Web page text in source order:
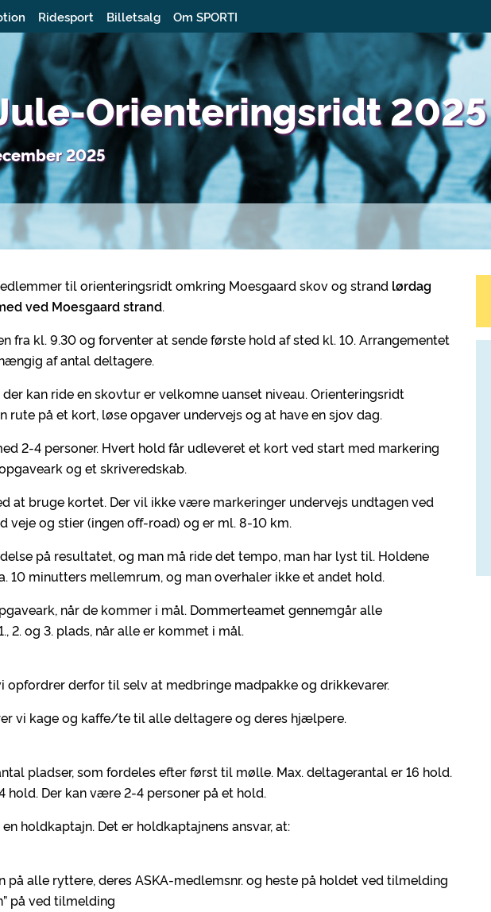
Ridesport Billetsalg Om SPORTI
Orienteringsridt 2025
2025
til orienteringsridt omkring Moesgaard skov og strand lørdag
ved Moesgaard strand.
fra kl. 9.30 og forventer at sende første hold af sted kl. 10. Arrangementet
af antal deltagere.
kan ride en skovtur er velkomne uanset niveau. Orienteringsridt
rute på et kort, løse opgaver undervejs og at have en sjov dag.
2-4 personer. Hvert hold får udleveret et kort ved start med markering
og et skriveredskab.
at bruge kortet. Der vil ikke være markeringer undervejs undtagen ved
veje og stier (ingen off-road) og er ml. 8-10 km.
på resultatet, og man må ride det tempo, man har lyst til. Holdene
10 minutters mellemrum, og man overhaler ikke et andet hold.
når de kommer i mål. Dommerteamet gennemgår alle
2. og 3. plads, når alle er kommet i mål.
opfordrer derfor til selv at medbringe madpakke og drikkevarer.
vi kage og kaffe/te til alle deltagere og deres hjælpere.
pladser, som fordeles efter først til mølle. Max. deltagerantal er 16 hold.
hold. Der kan være 2-4 personer på et hold.
holdkaptajn. Det er holdkaptajnens ansvar, at:
på alle ryttere, deres ASKA-medlemsnr. og heste på holdet ved tilmelding
på ved tilmelding